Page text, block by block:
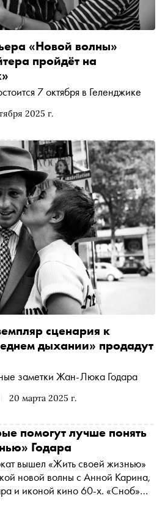
2025 г.
«Новой волны»
пройдёт на
7 октября в Геленджике
20 марта 2025 г.
сценария к
дыхании» продадут
заметки Жан-Люка Годара
помогут лучше понять
Годара
вышел «Жить своей жизнью»
новой волны с Анной Карина,
и иконой кино 60-х. «Сноб»